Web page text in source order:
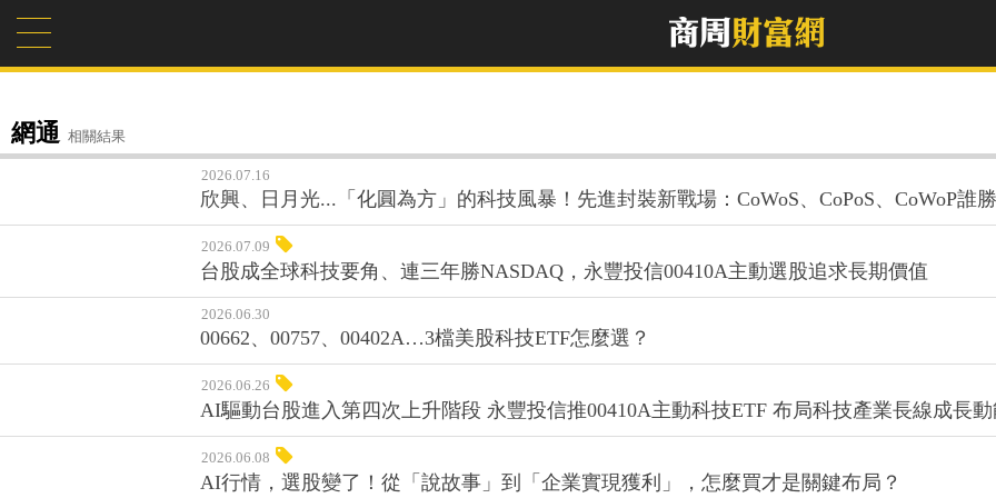
網通 相關結果
2026.07.16
欣興、日月光...「化圓為方」的科技風暴！先進封裝新戰場：CoWoS、CoPoS、CoWoP誰
2026.07.09
台股成全球科技要角、連三年勝NASDAQ，永豐投信00410A主動選股追求長期價值
2026.06.30
00662、00757、00402A…3檔美股科技ETF怎麼選？
2026.06.26
AI驅動台股進入第四次上升階段 永豐投信推00410A主動科技ETF 布局科技產業長線成長
2026.06.08
AI行情，選股變了！從「說故事」到「企業實現獲利」，怎麼買才是關鍵布局？